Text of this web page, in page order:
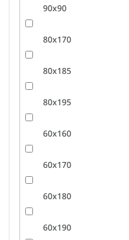
90x90
80x170
80x185
80x195
60x160
60x170
60x180
60x190